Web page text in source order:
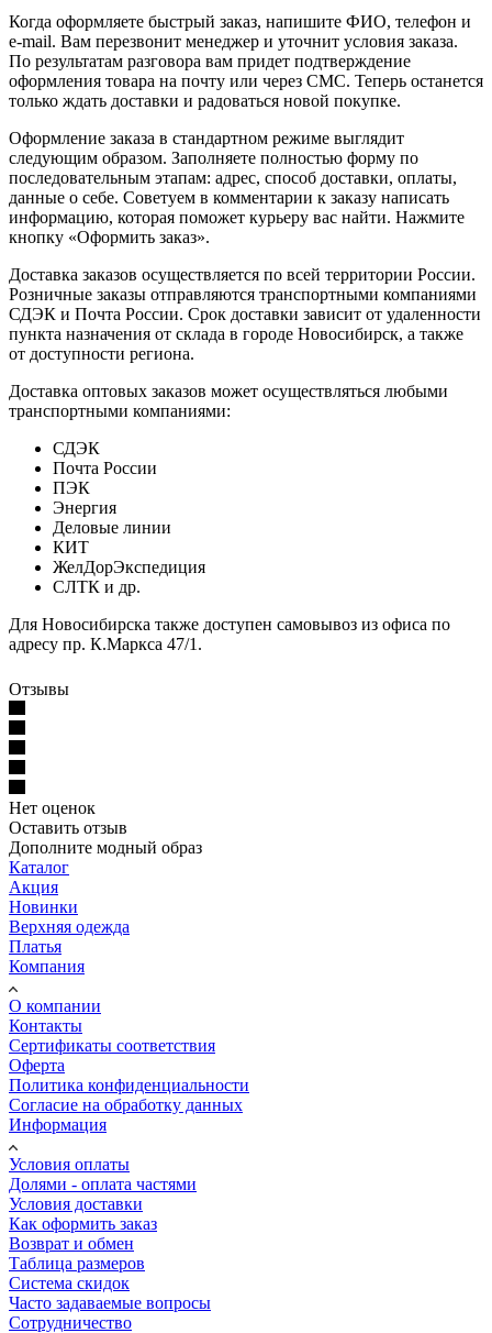
Когда оформляете быстрый заказ, напишите ФИО, телефон и
e-mail. Вам перезвонит менеджер и уточнит условия заказа.
По результатам разговора вам придет подтверждение
оформления товара на почту или через СМС. Теперь останется
только ждать доставки и радоваться новой покупке.
Оформление заказа в стандартном режиме выглядит
следующим образом. Заполняете полностью форму по
последовательным этапам: адрес, способ доставки, оплаты,
данные о себе. Советуем в комментарии к заказу написать
информацию, которая поможет курьеру вас найти. Нажмите
кнопку «Оформить заказ».
Доставка заказов осуществляется по всей территории России.
Розничные заказы отправляются транспортными компаниями
СДЭК и Почта России. Срок доставки зависит от удаленности
пункта назначения от склада в городе Новосибирск, а также
от доступности региона.
Доставка оптовых заказов может осуществляться любыми
транспортными компаниями:
СДЭК
Почта России
ПЭК
Энергия
Деловые линии
КИТ
ЖелДорЭкспедиция
СЛТК и др.
Для Новосибирска также доступен самовывоз из офиса по
адресу пр. К.Маркса 47/1.
Отзывы
Нет оценок
Оставить отзыв
Дополните модный образ
Каталог
Акция
Новинки
Верхняя одежда
Платья
Компания
О компании
Контакты
Сертификаты соответствия
Оферта
Политика конфиденциальности
Согласие на обработку данных
Информация
Условия оплаты
Долями - оплата частями
Условия доставки
Как оформить заказ
Возврат и обмен
Таблица размеров
Система скидок
Часто задаваемые вопросы
Сотрудничество